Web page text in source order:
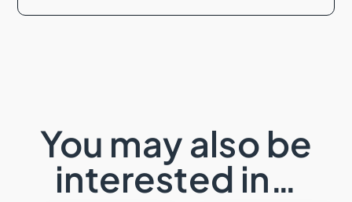
You may also be
interested in…